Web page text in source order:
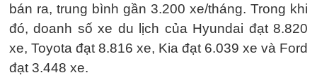
bán ra, trung bình gần 3.200 xe/tháng. Trong khi
đó, doanh số xe du lịch của Hyundai đạt 8.820
xe, Toyota đạt 8.816 xe, Kia đạt 6.039 xe và Ford
đạt 3.448 xe.